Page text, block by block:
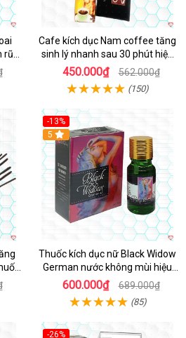
rũ
Cafe kích dục Nam coffee tăng
sinh lý nhanh sau 30 phút hiệu
quả
450.000₫ 562.000₫
(150)
-13%
5
Thuốc kích dục nữ Black Widow
German nước không mùi hiệu
quả giá tốt
600.000₫ 689.000₫
(85)
-26%